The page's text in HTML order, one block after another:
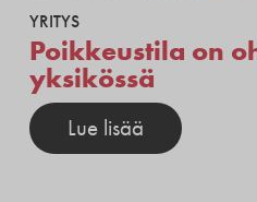
YRITYS
Poikkeustila on
yksikössä
Lue lisää